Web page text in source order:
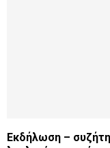
Εκδήλωση –